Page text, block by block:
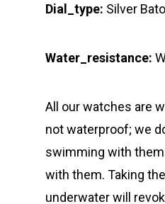
Dial_type: Silver
Water_resistance:
All our watches are
not waterproof; we
swimming with
with them. Taking
underwater will